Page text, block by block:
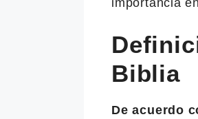
Biblia
De acuerdo